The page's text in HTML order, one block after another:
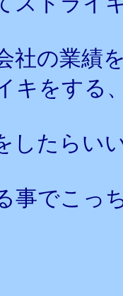
社の業績
キをする
したらい
事でこっ